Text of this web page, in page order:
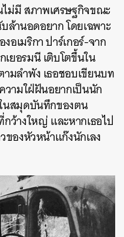
ม่มี สภาพเศรษฐกิจขณะ
านอดอยาก โดยเฉพาะ
เมริกา ปาร์เกอร์-จาก
ยอรมนี เติบโตขึ้นใน
มลำพัง เธอชอบเขียนบท
วามใฝ่ฝันอยากเป็นนัก
นสมุดบันทึกของตน
ว้างใหญ่ และหากเธอไป
ของหัวหน้าแก๊งนักเลง